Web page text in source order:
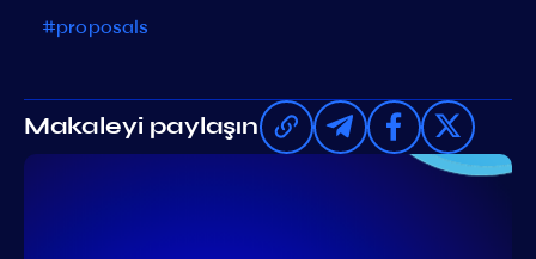
#proposals
Makaleyi paylaşın